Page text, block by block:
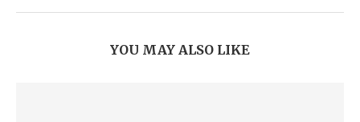
YOU MAY ALSO LIKE